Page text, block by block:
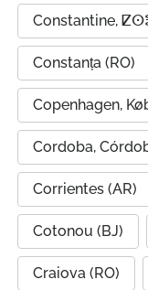
Constanța (RO)
Copenhagen,
Cordoba,
Corrientes (AR)
Cotonou (BJ)
Craiova (RO)